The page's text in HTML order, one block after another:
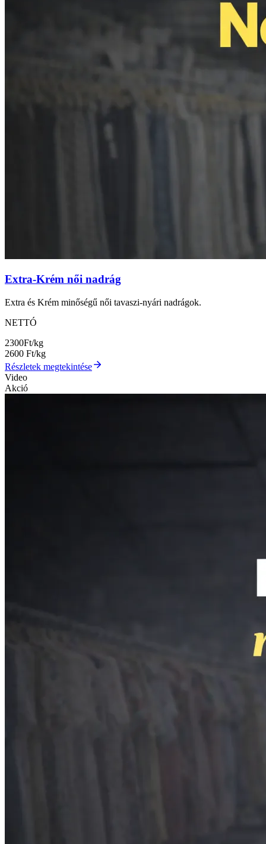
Extra-Krém női nadrág
Extra és Krém minőségű női tavaszi-nyári nadrágok.
NETTÓ
2300Ft/kg
2600 Ft/kg
Részletek megtekintése
Video
Akció